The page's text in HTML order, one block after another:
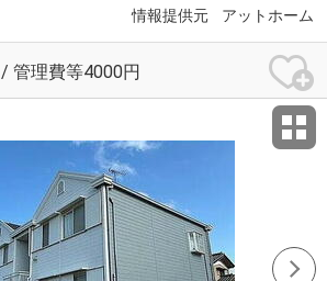
情報提供元 アットホーム
/ 管理費等4000円